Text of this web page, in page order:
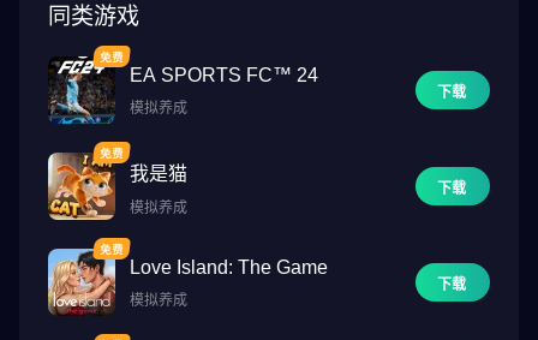
同类游戏
EA SPORTS FC™ 24
模拟养成
下载
我是猫
模拟养成
下载
Love Island: The Game
模拟养成
下载